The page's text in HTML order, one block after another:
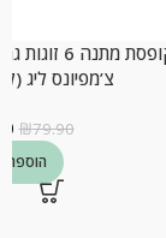
קופסת
צ’מפיונס ליג
₪79.90
הוספה